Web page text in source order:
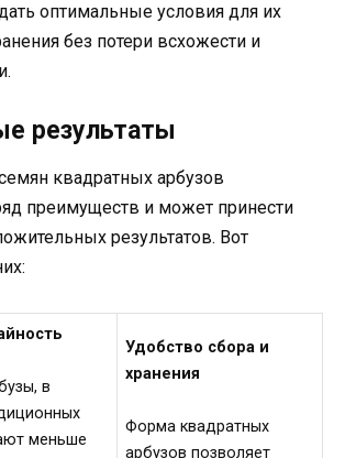
оптимальные условия для их
без потери всхожести и
результаты
квадратных арбузов
преимуществ и может принести
результатов. Вот
в
меньше
Удобство сбора и
хранения
Форма квадратных
арбузов позволяет